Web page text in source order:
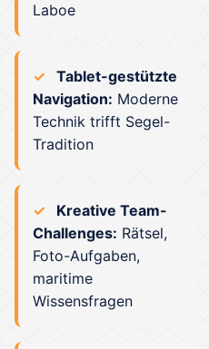
Laboe
Tablet-gestützte
Navigation: Moderne
Technik trifft Segel-
Tradition
Kreative Team-
Challenges: Rätsel,
Foto-Aufgaben,
maritime
Wissensfragen